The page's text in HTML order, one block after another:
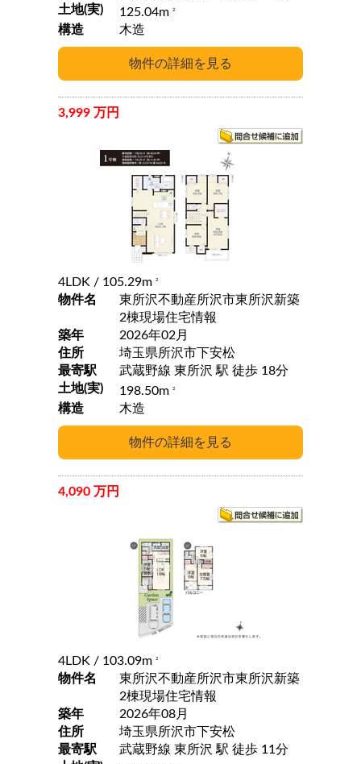
土地(実)
125.04m 2
構造 木造
3,999 万円
4LDK / 105.29m 2
物件名
東所沢不動産所沢市東所沢新築
2棟現場住宅情報
築年
2026年02月
住所
埼玉県所沢市下安松
最寄駅
武蔵野線 東所沢 駅 徒歩 18分
土地(実)
198.50m 2
構造 木造
4,090 万円
4LDK / 103.09m 2
物件名
東所沢不動産所沢市東所沢新築
2棟現場住宅情報
築年
2026年08月
住所
埼玉県所沢市下安松
最寄駅
武蔵野線 東所沢 駅 徒歩 11分